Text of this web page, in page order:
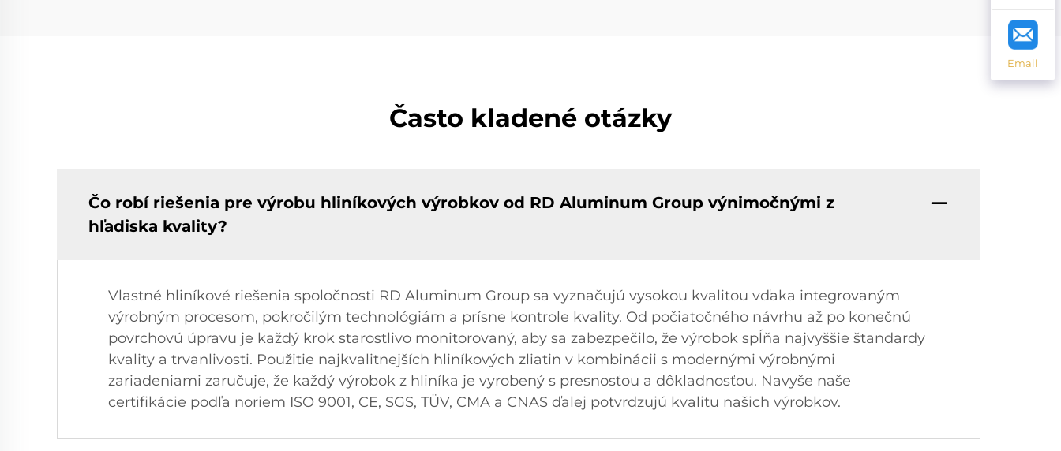
Často kladené otázky
Čo robí riešenia pre výrobu hliníkových výrobkov od RD Aluminum Group výnimočnými z
hľadiska kvality?
Vlastné hliníkové riešenia spoločnosti RD Aluminum Group sa vyznačujú vysokou kvalitou vďaka integrovaným
výrobným procesom, pokročilým technológiám a prísne kontrole kvality. Od počiatočného návrhu až po konečnú
povrchovú úpravu je každý krok starostlivo monitorovaný, aby sa zabezpečilo, že výrobok spĺňa najvyššie štandardy
kvality a trvanlivosti. Použitie najkvalitnejších hliníkových zliatin v kombinácii s modernými výrobnými
zariadeniami zaručuje, že každý výrobok z hliníka je vyrobený s presnosťou a dôkladnosťou. Navyše naše
certifikácie podľa noriem ISO 9001, CE, SGS, TÜV, CMA a CNAS ďalej potvrdzujú kvalitu našich výrobkov.
Email